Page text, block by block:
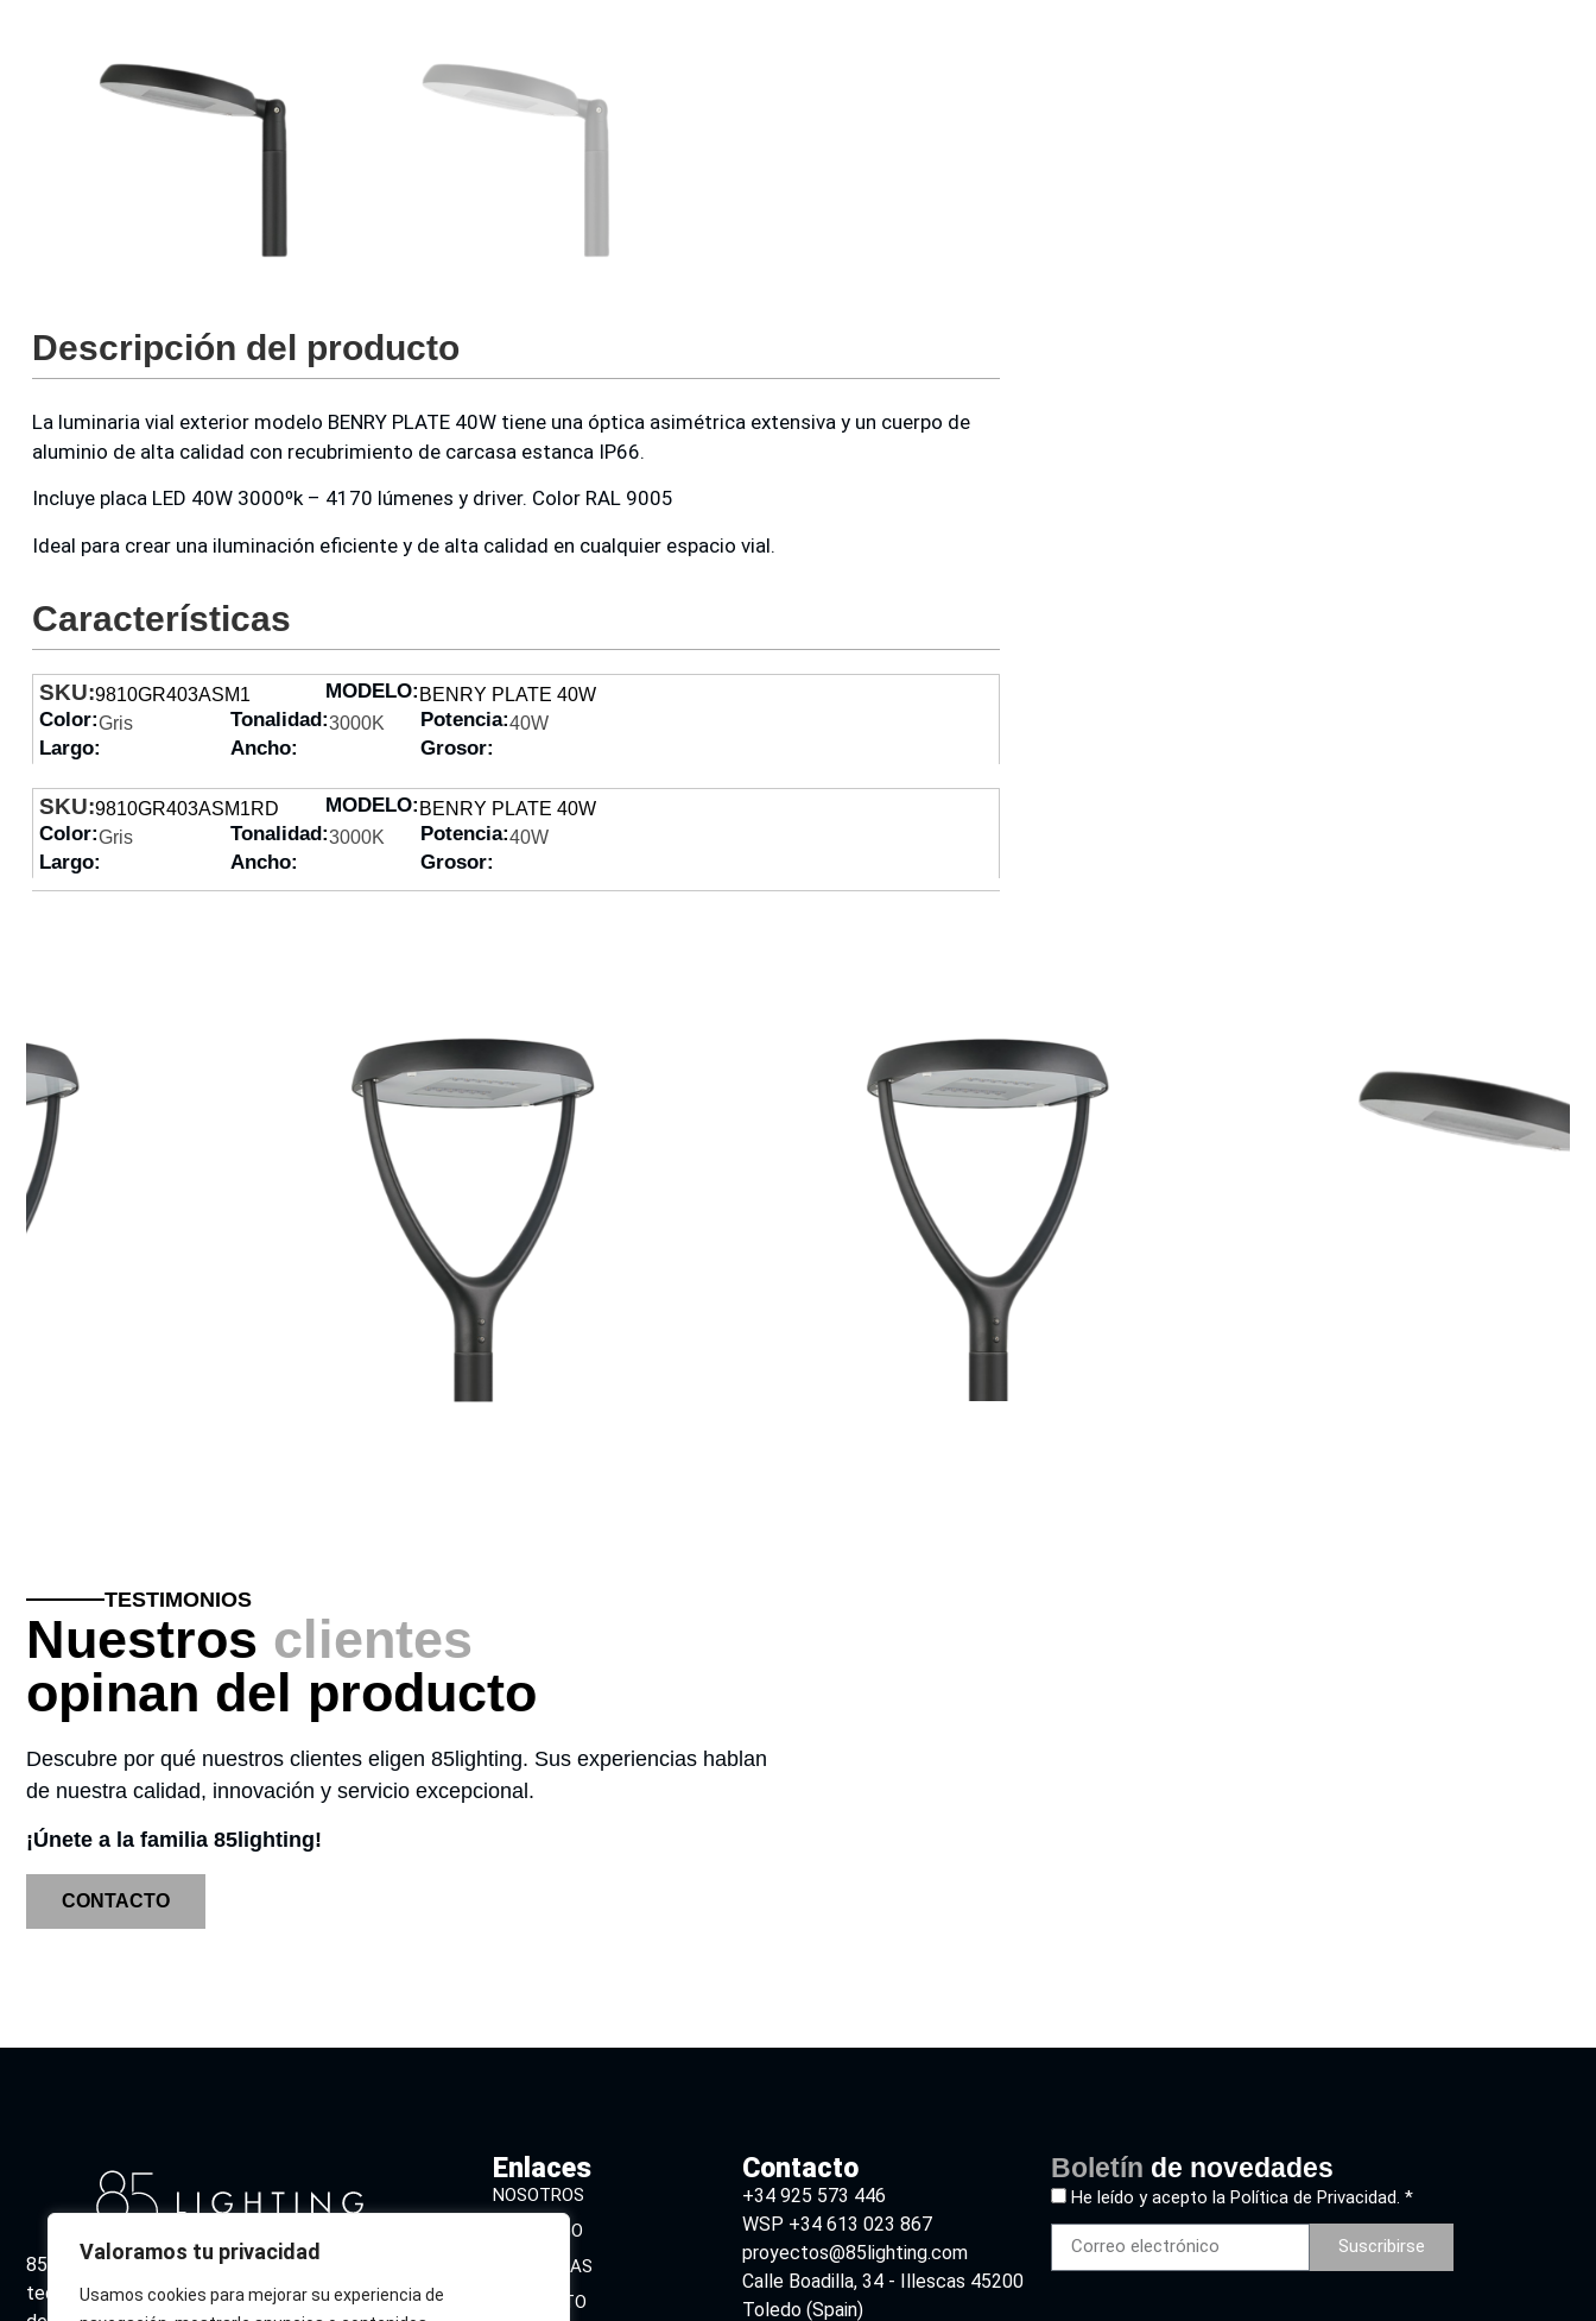
Valoramos tu privacidad
Usamos cookies para mejorar su experiencia de
Descripción del producto
La luminaria vial exterior modelo BENRY PLATE 40W tiene una óptica asimétrica extensiva y un cuerpo de
aluminio de alta calidad con recubrimiento de carcasa estanca IP66.
Incluye placa LED 40W 3000ºk – 4170 lúmenes y driver. Color RAL 9005
Ideal para crear una iluminación eficiente y de alta calidad en cualquier espacio vial.
Características
SKU:9810GR403ASM1 MODELO: BENRY PLATE 40W
Color:Gris Tonalidad:3000K Potencia:40W
Largo: Ancho: Grosor:
SKU:9810GR403ASM1RD MODELO: BENRY PLATE 40W
Color:Gris Tonalidad:3000K Potencia:40W
Largo: Ancho: Grosor:
TESTIMONIOS
Nuestros clientes
opinan del producto
Descubre por qué nuestros clientes eligen 85lighting. Sus experiencias hablan
de nuestra calidad, innovación y servicio excepcional.
¡Únete a la familia 85lighting!
CONTACTO
85 Lighting combina diseño vanguardista y
tecnología sostenible para ofrecer soluciones
Enlaces
NOSOTROS
CATÁLOGO
DESCARGAS
CONTACTO
Contacto
+34 925 573 446
WSP +34 613 023 867
proyectos@85lighting.com
Calle Boadilla, 34 - Illescas 45200
Toledo (Spain)
Boletín de novedades
He leído y acepto la Política de Privacidad. *
Suscribirse